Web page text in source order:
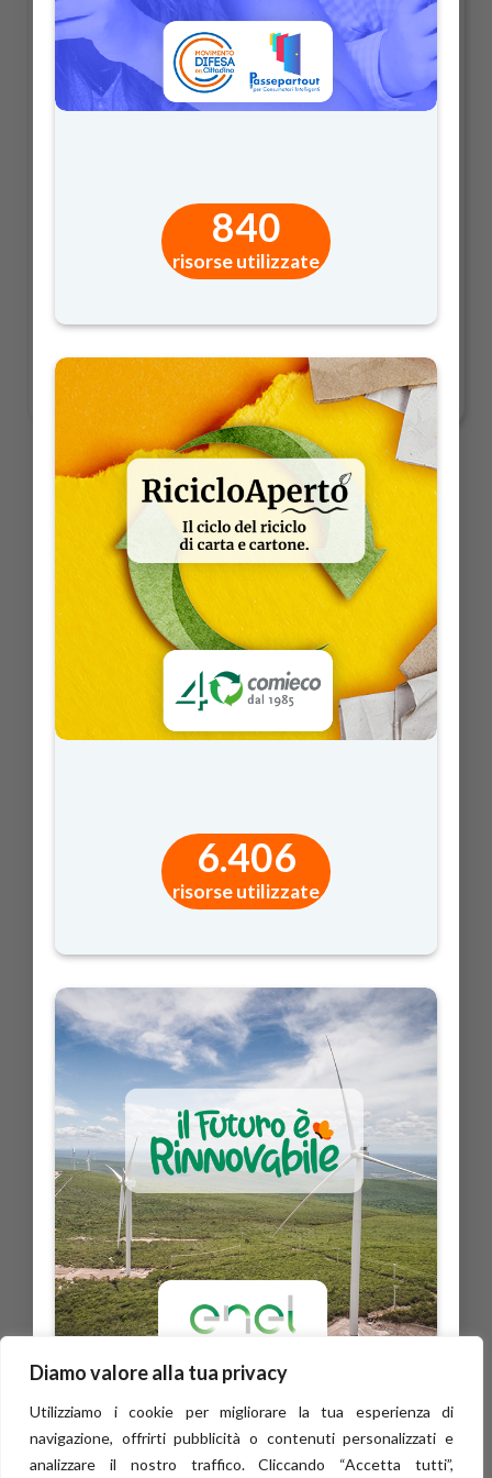
840
risorse utilizzate
6.406
risorse utilizzate
Diamo valore alla tua privacy
Utilizziamo i cookie per migliorare la tua esperienza di
navigazione, offrirti pubblicità o contenuti personalizzati e
analizzare il nostro traffico. Cliccando “Accetta tutti”,